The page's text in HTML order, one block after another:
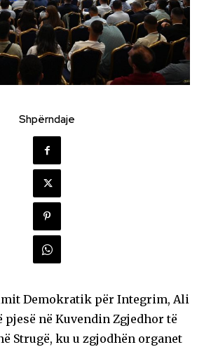
Shpërndaje
Demokratik për Integrim, Ali
në Kuvendin Zgjedhor të
Strugë, ku u zgjodhën organet